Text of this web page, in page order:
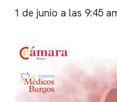
1 de junio a las 9:45